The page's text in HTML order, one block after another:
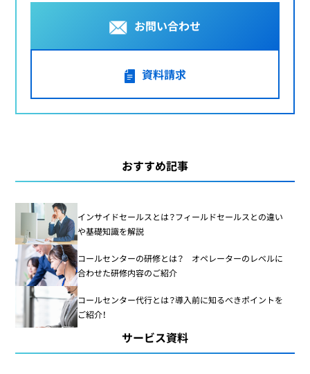
お問い合わせ
資料請求
おすすめ記事
インサイドセールスとは？フィールドセールスとの違い
や基礎知識を解説
コールセンターの研修とは？ オペレーターのレベルに
合わせた研修内容のご紹介
コールセンター代行とは？導入前に知るべきポイントを
ご紹介！
サービス資料